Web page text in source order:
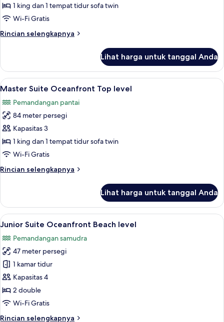
Suite
Oceanfront
level
1 king dan 1 tempat tidur sofa twin
Wi-Fi Gratis
Rincian selengkapnya
Rincian
Master
Suite
Oceanfront
level
Lihat harga untuk tanggal Anda
Lihat
semua
foto
untuk
Master
Suite
Oceanfront
level
Master Suite Oceanfront Top level |
9
Master Suite Oceanfront Top level
Pemandangan pantai
84 meter persegi
Kapasitas 3
1 king dan 1 tempat tidur sofa twin
Wi-Fi Gratis
Rincian selengkapnya
Rincian
Master
Suite
Oceanfront
level
Lihat harga untuk tanggal Anda
Lihat
semua
foto
untuk
Junior
Suite
Oceanfront
Beach
6
Junior Suite Oceanfront Beach level
Pemandangan samudra
47 meter persegi
1 kamar tidur
Kapasitas 4
2 double
Wi-Fi Gratis
Rincian selengkapnya
Rincian